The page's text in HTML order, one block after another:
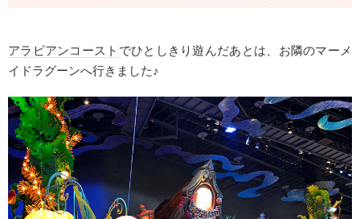
アラビアンコースト でひとしきり遊んだあとは、お隣のマーメ
イドラグーンへ行きました♪